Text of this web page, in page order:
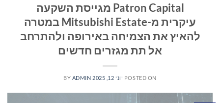
Patron Capital מגייסת השקעה
עיקרית מ-Mitsubishi Estate במטרה
להאיץ את הצמיחה באירופה ולהתרחב
אל תת מגזרים חדשים
POSTED ON יוני 12, 2025 BY ADMIN